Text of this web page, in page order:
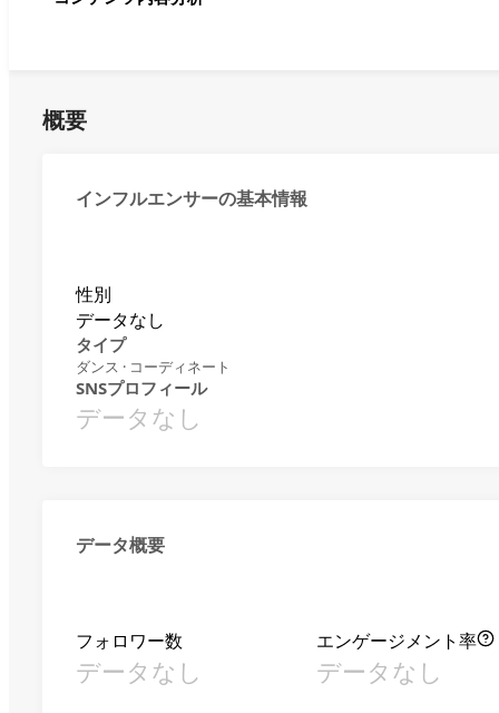
概要
インフルエンサーの基本情報
性別
データなし
タイプ
ダンス · コーディネート
SNSプロフィール
データなし
データ概要
フォロワー数
データなし
エンゲージメント率
データなし